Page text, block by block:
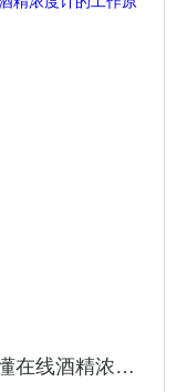
不用取样也能测酒精度？一文搞懂在线酒精浓度计的工作原理